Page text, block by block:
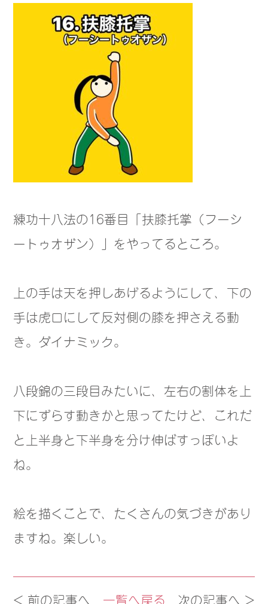
練功十八法の16番目「扶膝托掌（フーシ
ートゥオザン）」をやってるところ。
上の手は天を押しあげるようにして、下の
手は虎口にして反対側の膝を押さえる動
き。ダイナミック。
八段錦の三段目みたいに、左右の割体を上
下にずらす動きかと思ってたけど、これだ
と上半身と下半身を分け伸ばすっぽいよ
ね。
絵を描くことで、たくさんの気づきがあり
ますね。楽しい。
< 前の記事へ 一覧へ戻る 次の記事へ >